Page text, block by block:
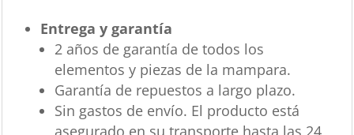
Entrega y garantía
2 años de garantía de todos los
elementos y piezas de la mampara.
Garantía de repuestos a largo plazo.
Sin gastos de envío. El producto está
asegurado en su transporte hasta las 24